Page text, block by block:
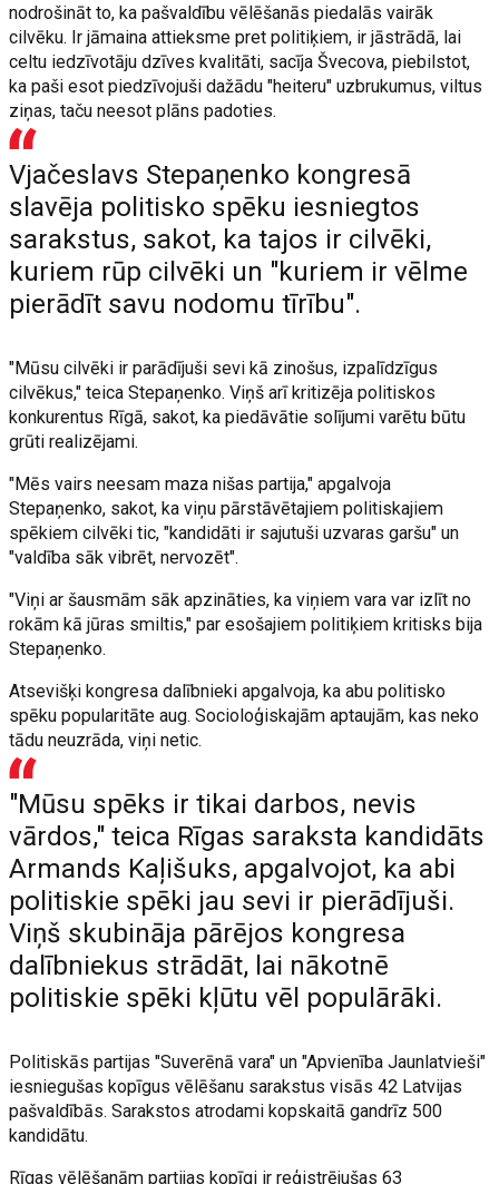
nodrošināt to, ka pašvaldību vēlēšanās piedalās vairāk
cilvēku. Ir jāmaina attieksme pret politiķiem, ir jāstrādā, lai
celtu iedzīvotāju dzīves kvalitāti, sacīja Švecova, piebilstot,
ka paši esot piedzīvojuši dažādu "heiteru" uzbrukumus, viltus
ziņas, taču neesot plāns padoties.
Vjačeslavs Stepaņenko kongresā
slavēja politisko spēku iesniegtos
sarakstus, sakot, ka tajos ir cilvēki,
kuriem rūp cilvēki un "kuriem ir vēlme
pierādīt savu nodomu tīrību".
"Mūsu cilvēki ir parādījuši sevi kā zinošus, izpalīdzīgus
cilvēkus," teica Stepaņenko. Viņš arī kritizēja politiskos
konkurentus Rīgā, sakot, ka piedāvātie solījumi varētu būtu
grūti realizējami.
"Mēs vairs neesam maza nišas partija," apgalvoja
Stepaņenko, sakot, ka viņu pārstāvētajiem politiskajiem
spēkiem cilvēki tic, "kandidāti ir sajutuši uzvaras garšu" un
"valdība sāk vibrēt, nervozēt".
"Viņi ar šausmām sāk apzināties, ka viņiem vara var izlīt no
rokām kā jūras smiltis," par esošajiem politiķiem kritisks bija
Stepaņenko.
Atsevišķi kongresa dalībnieki apgalvoja, ka abu politisko
spēku popularitāte aug. Socioloģiskajām aptaujām, kas neko
tādu neuzrāda, viņi netic.
"Mūsu spēks ir tikai darbos, nevis
vārdos," teica Rīgas saraksta kandidāts
Armands Kaļišuks, apgalvojot, ka abi
politiskie spēki jau sevi ir pierādījuši.
Viņš skubināja pārējos kongresa
dalībniekus strādāt, lai nākotnē
politiskie spēki kļūtu vēl populārāki.
Politiskās partijas "Suverēnā vara" un "Apvienība Jaunlatvieši"
iesniegušas kopīgus vēlēšanu sarakstus visās 42 Latvijas
pašvaldībās. Sarakstos atrodami kopskaitā gandrīz 500
kandidātu.
Rīgas vēlēšanām partijas kopīgi ir reģistrējušas 63